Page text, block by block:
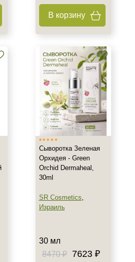
В корзину
Сыворотка Зеленая
Орхидея - Green
Orchid Dermaheal,
30ml
SR Cosmetics,
Израиль
30 мл
8470 ₽
7623 ₽